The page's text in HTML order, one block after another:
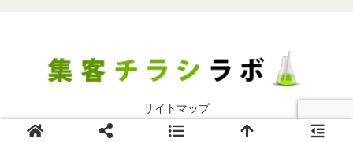
サイトマップ
© 2012-2026 集客チラシラボ.